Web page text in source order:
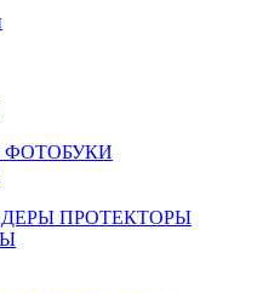
ПРОТЕКТОРЫ